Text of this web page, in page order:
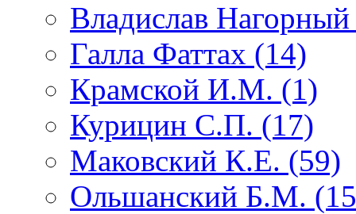
Владислав
Галла Фаттах (14)
Крамской И.М. (1)
Курицин С.П. (17)
Маковский К.Е. (59)
Ольшанский Б.М.